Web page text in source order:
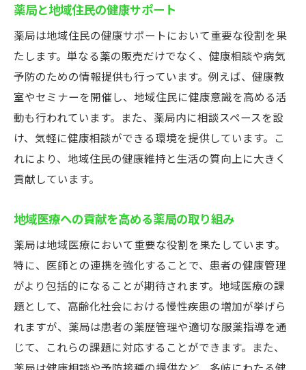
地域医療への貢献を高める改善策
薬局の業務効率化事例
業務改善が地域医療に与える影響
デジタル処方箋の普及が薬局の業務に与える影
響
デジタル処方箋のメリットと課題
薬局業務の効率化への寄与
患者へのサービス向上効果
デジタル処方箋と薬局の未来
医療機関との連携強化
薬局ビジネスモデルの未来を見据えた取り組み
と挑戦
未来志向の薬局経営戦略
地域医療との連携強化
デジタル技術の革新
薬局と地域住民の健康サポート
薬局は地域住民の健康サポートにおいて重要な役割を果
たします。単なる薬の販売だけでなく、健康相談や病気
予防のための情報提供も行っています。例えば、健康教
室やセミナーを開催し、地域住民に健康意識を高める活
動も行われています。また、薬局内に相談スペースを設
け、気軽に健康相談ができる環境を提供しています。こ
れにより、地域住民の健康維持と生活の質向上に大きく
貢献しています。
地域医療への貢献を高める薬局の取り組み
薬局は地域医療において重要な役割を果たしています。
特に、医師との連携を強化することで、患者の健康管理
がより包括的になることが期待されます。地域医療の課
題として、高齢化社会における慢性疾患の増加が挙げら
れますが、薬局は患者の薬歴管理や適切な服薬指導を通
じて、これらの課題に対応することができます。また、